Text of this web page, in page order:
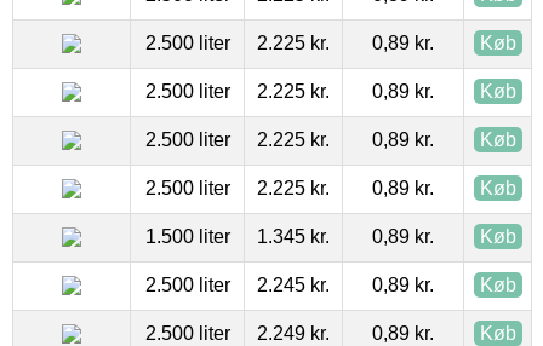
2.500 liter 2.225 kr. 0,89 kr. Køb
2.500 liter 2.225 kr. 0,89 kr. Køb
2.500 liter 2.225 kr. 0,89 kr. Køb
2.500 liter 2.225 kr. 0,89 kr. Køb
1.500 liter 1.345 kr. 0,89 kr. Køb
2.500 liter 2.245 kr. 0,89 kr. Køb
2.500 liter 2.249 kr. 0,89 kr. Køb